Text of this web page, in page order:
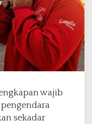
wajib
sekadar